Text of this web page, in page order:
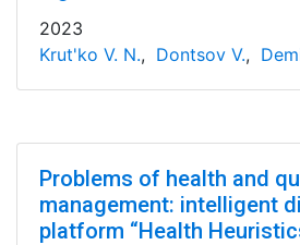
2023
Krut'ko V. N., Dontsov V.,
Problems of health and
management: intelligent
platform “Health